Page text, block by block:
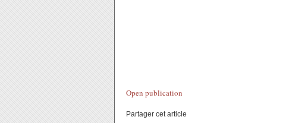
Open publication
Partager cet article